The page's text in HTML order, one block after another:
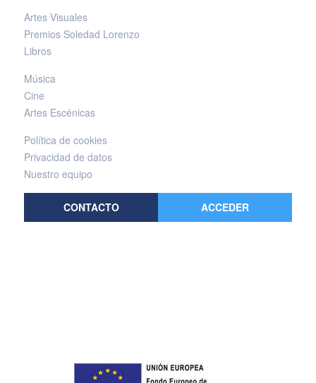
Artes Visuales
Premios Soledad Lorenzo
Libros
Música
Cine
Artes Escénicas
Política de cookies
Privacidad de datos
Nuestro equipo
CONTACTO ACCEDER